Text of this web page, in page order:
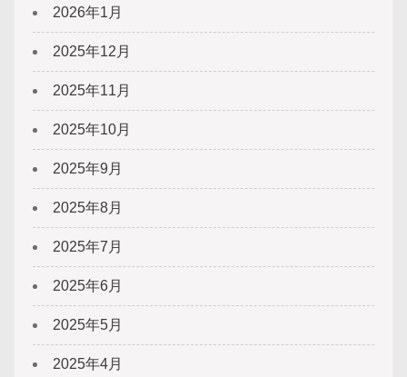
2026年1月
2025年12月
2025年11月
2025年10月
2025年9月
2025年8月
2025年7月
2025年6月
2025年5月
2025年4月